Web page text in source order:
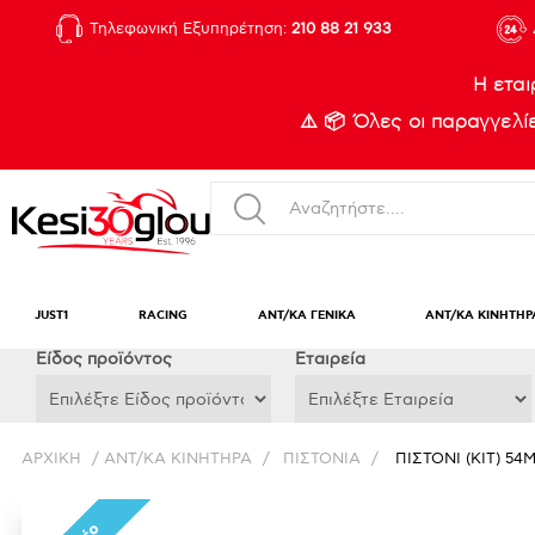
Τηλεφωνική Εξυπηρέτηση: 210 88 21 933
Η
⚠️ 📦 Όλες οι
JUST1 RACING ΑΝΤ/ΚΑ ΓΕΝΙΚΑ ΑΝΤ/ΚΑ
Eίδος προϊόντος Εταιρεία
ΑΡΧΙΚΉ / ΑΝΤ/ΚΑ ΚΙΝΗΤΗΡΑ / ΠΙΣΤΟΝΙΑ / ΠΙΣΤΟΝΙ (KIT)